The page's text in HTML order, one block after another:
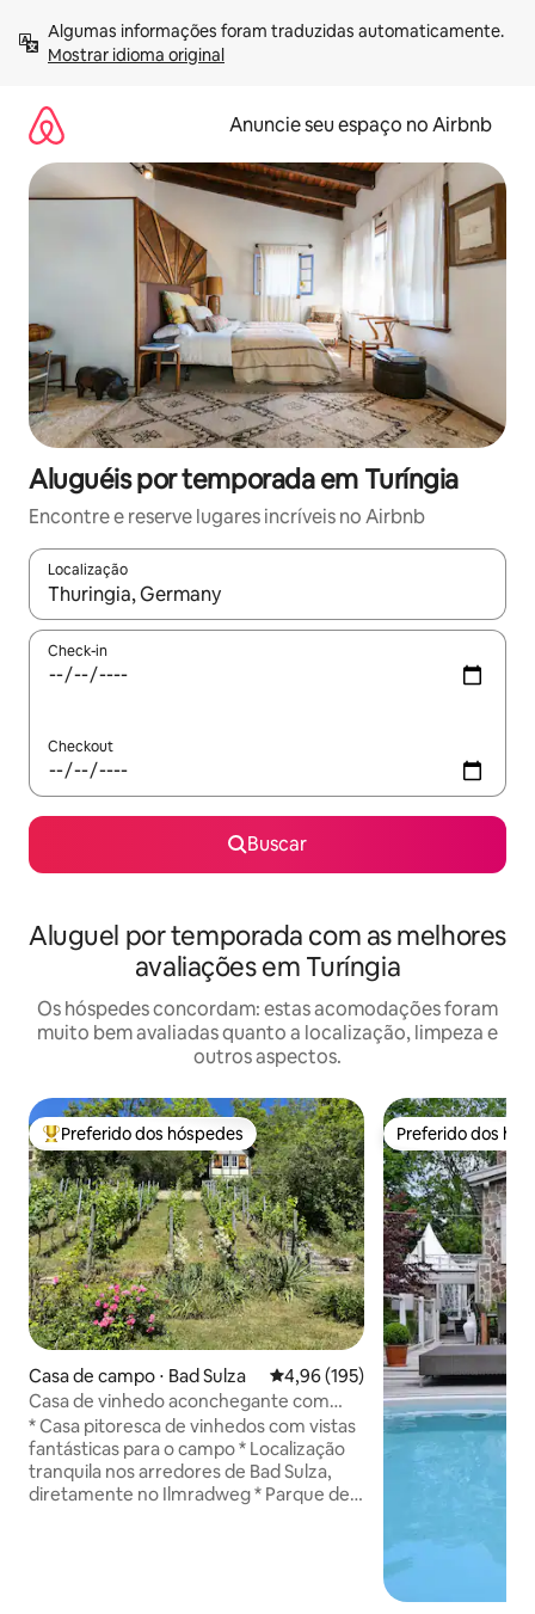
para
Mostrar idioma original
Anuncie seu espaço no Airbnb
Aluguéis por temporada em Turíngia
Encontre e reserve lugares incríveis no Airbnb
Localização
Quando os resultados estiverem disponíveis, explore-os
Check-in
Checkout
Buscar
Aluguel por temporada com as melhores
avaliações em Turíngia
Os hóspedes concordam: estas acomodações foram
muito bem avaliadas quanto a localização, limpeza e
outros aspectos.
Entre os melhores preferidos dos hóspedes
Preferido dos hóspedes
Casa de campo ⋅ Bad Sulza 4,96 de uma avaliação média de
4,96 (195)
Casa de vinhedo aconchegante com
vistas fantásticas.
* Casa pitoresca de vinhedos com vistas
fantásticas para o campo * Localização
tranquila nos arredores de Bad Sulza,
diretamente no Ilmradweg * Parque de
Preferido dos
Preferido dos